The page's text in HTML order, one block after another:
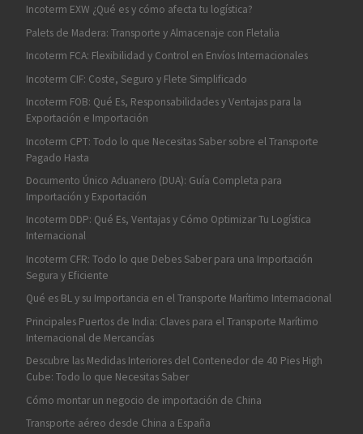
Incoterm EXW ¿Qué es y cómo afecta tu logística?
Palets de Madera: Transporte y Almacenaje con Fletalia
Incoterm FCA: Flexibilidad y Control en Envíos Internacionales
Incoterm CIF: Coste, Seguro y Flete Simplificado
Incoterm FOB: Qué Es, Responsabilidades y Ventajas para la
Exportación e Importación
Incoterm CPT: Todo lo que Necesitas Saber sobre el Transporte
Pagado Hasta
Documento Único Aduanero (DUA): Guía Completa para
Importación y Exportación
Incoterm DDP: Qué Es, Ventajas y Cómo Optimizar Tu Logística
Internacional
Incoterm CFR: Todo lo que Debes Saber para una Importación
Segura y Eficiente
Qué es BL y su Importancia en el Transporte Marítimo Internacional
Principales Puertos de India: Claves para el Transporte Marítimo
Internacional de Mercancías
Descubre las Medidas Interiores del Contenedor de 40 Pies High
Cube: Todo lo que Necesitas Saber
Cómo montar un negocio de importación de China
Transporte aéreo desde China a España